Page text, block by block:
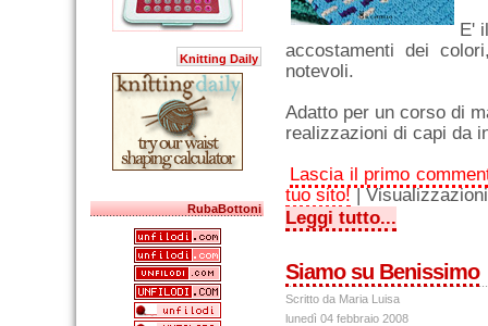
Knitting Daily
RubaBottoni
E'
accostamenti dei
notevoli.
Adatto per un corso di
realizzazioni di capi da
Lascia il primo
tuo sito!|
Leggi tutto...
Siamo su Benissimo
Scritto da Maria Luisa
lunedì 04 febbraio 2008